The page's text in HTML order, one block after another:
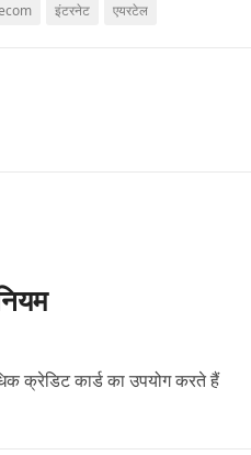
इंटरनेट एयरटेल
क्रेडिट कार्ड का उपयोग करते हैं